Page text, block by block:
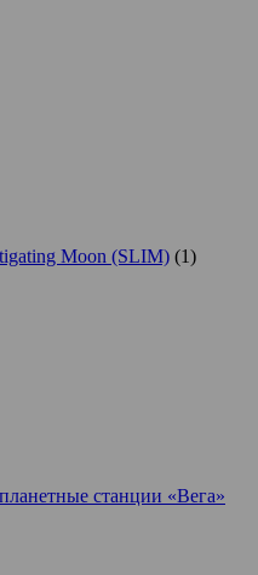
Moon (SLIM) (1)
станции «Вега»